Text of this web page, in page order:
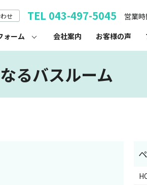
せ TEL 043-497-5045
営業
ォーム 会社案内 お客様の声
るバスルーム